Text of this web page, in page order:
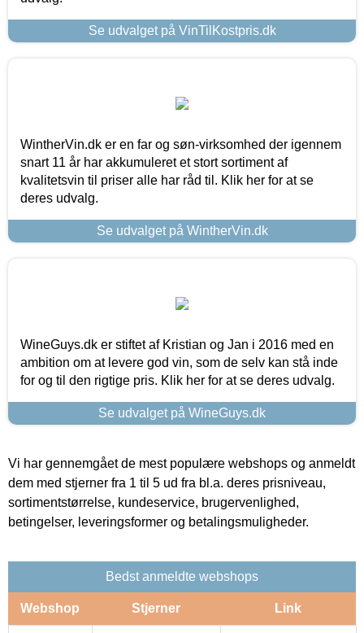
Se udvalget på VinTilKostpris.dk
WintherVin.dk er en far og søn-virksomhed der igennem
snart 11 år har akkumuleret et stort sortiment af
kvalitetsvin til priser alle har råd til. Klik her for at se
deres udvalg.
Se udvalget på WintherVin.dk
WineGuys.dk er stiftet af Kristian og Jan i 2016 med en
ambition om at levere god vin, som de selv kan stå inde
for og til den rigtige pris. Klik her for at se deres udvalg.
Se udvalget på WineGuys.dk
Vi har gennemgået de mest populære webshops og anmeldt
dem med stjerner fra 1 til 5 ud fra bl.a. deres prisniveau,
sortimentstørrelse, kundeservice, brugervenlighed,
betingelser, leveringsformer og betalingsmuligheder.
Bedst anmeldte webshops
Webshop Stjerner Link